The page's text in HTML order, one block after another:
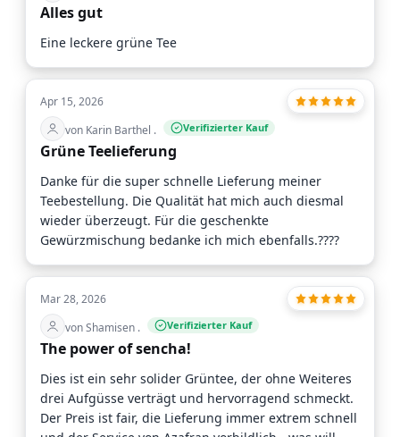
Alles gut
Eine leckere grüne Tee
Apr 15, 2026
von Karin Barthel .
Verifizierter Kauf
Grüne Teelieferung
Danke für die super schnelle Lieferung meiner
Teebestellung. Die Qualität hat mich auch diesmal
wieder überzeugt. Für die geschenkte
Gewürzmischung bedanke ich mich ebenfalls.????
Mar 28, 2026
von Shamisen .
Verifizierter Kauf
The power of sencha!
Dies ist ein sehr solider Grüntee, der ohne Weiteres
drei Aufgüsse verträgt und hervorragend schmeckt.
Der Preis ist fair, die Lieferung immer extrem schnell